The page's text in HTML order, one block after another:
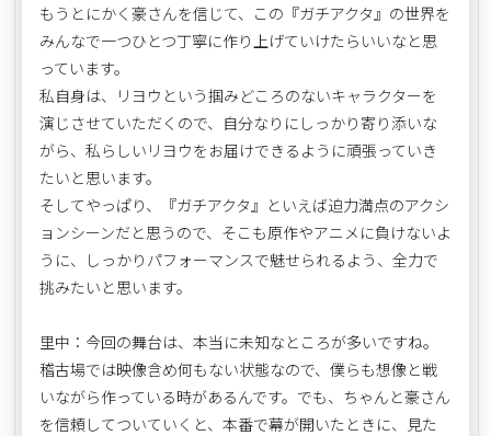
もうとにかく豪さんを信じて、この『ガチアクタ』の世界を
みんなで一つひとつ丁寧に作り上げていけたらいいなと思
っています。
私自身は、リヨウという掴みどころのないキャラクターを
演じさせていただくので、自分なりにしっかり寄り添いな
がら、私らしいリヨウをお届けできるように頑張っていき
たいと思います。
そしてやっぱり、『ガチアクタ』といえば迫力満点のアクシ
ョンシーンだと思うので、そこも原作やアニメに負けないよ
うに、しっかりパフォーマンスで魅せられるよう、全力で
挑みたいと思います。
里中：今回の舞台は、本当に未知なところが多いですね。
稽古場では映像含め何もない状態なので、僕らも想像と戦
いながら作っている時があるんです。でも、ちゃんと豪さん
を信頼してついていくと、本番で幕が開いたときに、見た